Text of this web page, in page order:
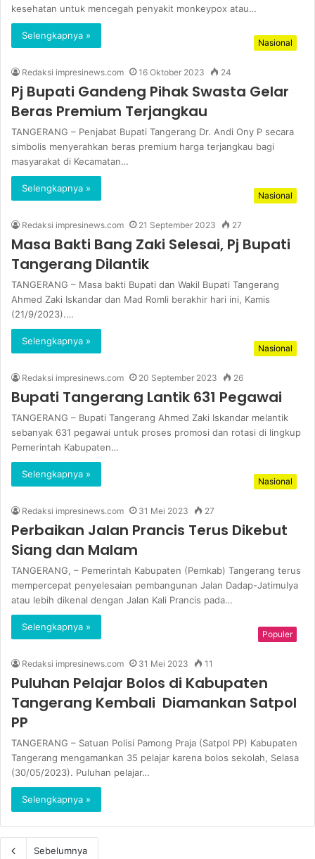
kesehatan untuk mencegah penyakit monkeypox atau…
Selengkapnya »
Nasional
Redaksi impresinews.com 16 Oktober 2023 24
Pj Bupati Gandeng Pihak Swasta Gelar
Beras Premium Terjangkau
TANGERANG – Penjabat Bupati Tangerang Dr. Andi Ony P secara
simbolis menyerahkan beras premium harga terjangkau bagi
masyarakat di Kecamatan…
Selengkapnya »
Nasional
Redaksi impresinews.com 21 September 2023 27
Masa Bakti Bang Zaki Selesai, Pj Bupati
Tangerang Dilantik
TANGERANG – Masa bakti Bupati dan Wakil Bupati Tangerang
Ahmed Zaki Iskandar dan Mad Romli berakhir hari ini, Kamis
(21/9/2023).…
Selengkapnya »
Nasional
Redaksi impresinews.com 20 September 2023 26
Bupati Tangerang Lantik 631 Pegawai
TANGERANG – Bupati Tangerang Ahmed Zaki Iskandar melantik
sebanyak 631 pegawai untuk proses promosi dan rotasi di lingkup
Pemerintah Kabupaten…
Selengkapnya »
Nasional
Redaksi impresinews.com 31 Mei 2023 27
Perbaikan Jalan Prancis Terus Dikebut
Siang dan Malam
TANGERANG, – Pemerintah Kabupaten (Pemkab) Tangerang terus
mempercepat penyelesaian pembangunan Jalan Dadap-Jatimulya
atau lebih dikenal dengan Jalan Kali Prancis pada…
Selengkapnya »
Populer
Redaksi impresinews.com 31 Mei 2023 11
Puluhan Pelajar Bolos di Kabupaten
Tangerang Kembali Diamankan Satpol
PP
TANGERANG – Satuan Polisi Pamong Praja (Satpol PP) Kabupaten
Tangerang mengamankan 35 pelajar karena bolos sekolah, Selasa
(30/05/2023). Puluhan pelajar…
Selengkapnya »
Sebelumnya